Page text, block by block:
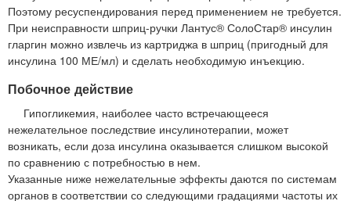
Поэтому ресуспендирования перед применением не требуется.
При неисправности шприц-ручки Лантус® СолоСтар® инсулин
гларгин можно извлечь из картриджа в шприц (пригодный для
инсулина 100 МЕ/мл) и сделать необходимую инъекцию.
Побочное действие
Гипогликемия, наиболее часто встречающееся
нежелательное последствие инсулинотерапии, может
возникать, если доза инсулина оказывается слишком высокой
по сравнению с потребностью в нем.
Указанные ниже нежелательные эффекты даются по системам
органов в соответствии со следующими градациями частоты их